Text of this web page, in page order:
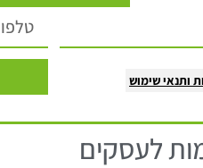
ותנאי שימוש
לעסקים